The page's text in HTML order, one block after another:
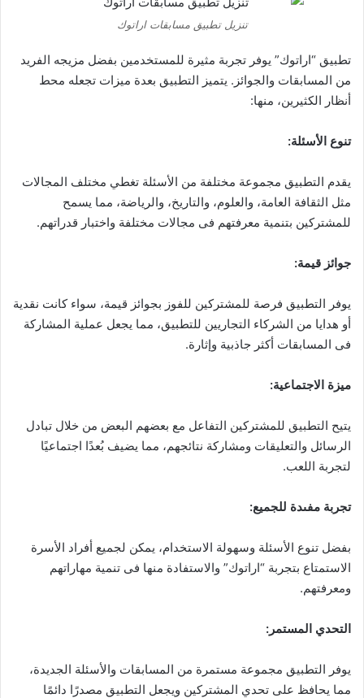
تنزيل تطبيق مسابقات اراتوك
تطبيق “اراتوك” يوفر تجربة مثيرة للمستخدمين بفضل مزيجه الفريد
من المسابقات والجوائز. يتميز التطبيق بعدة ميزات تجعله محط
أنظار الكثيرين، منها:
تنوع الأسئلة:
يقدم التطبيق مجموعة مختلفة من الأسئلة تغطي مختلف المجالات
مثل الثقافة العامة، والعلوم، والتاريخ، والرياضة، مما يسمح
للمشتركين بتنمية معرفتهم فى مجالات مختلفة واختبار قدراتهم.
جوائز قيمة:
يوفر التطبيق فرصة للمشتركين للفوز بجوائز قيمة، سواء كانت نقدية
أو هدايا من الشركاء التجاريين للتطبيق، مما يجعل عملية المشاركة
فى المسابقات أكثر جاذبية وإثارة.
ميزة الاجتماعية:
يتيح التطبيق للمشتركين التفاعل مع بعضهم البعض من خلال تبادل
الرسائل والتعليقات ومشاركة نتائجهم، مما يضيف بُعدًا اجتماعيًا
لتجربة اللعب.
تجربة مفىدة للجميع:
بفضل تنوع الأسئلة وسهولة الاستخدام، يمكن لجميع أفراد الأسرة
الاستمتاع بتجربة “اراتوك” والاستفادة منها فى تنمية مهاراتهم
ومعرفتهم.
التحدي المستمر:
يوفر التطبيق مجموعة مستمرة من المسابقات والأسئلة الجديدة،
مما يحافظ على تحدي المشتركين ويجعل التطبيق مصدرًا دائمًا